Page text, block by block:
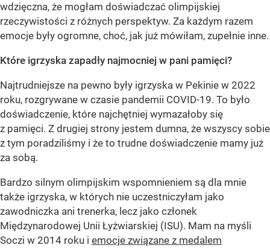
wdzięczna, że mogłam doświadczać olimpijskiej
rzeczywistości z różnych perspektyw. Za każdym razem
emocje były ogromne, choć, jak już mówiłam, zupełnie inne.
Które igrzyska zapadły najmocniej w pani pamięci?
Najtrudniejsze na pewno były igrzyska w Pekinie w 2022
roku, rozgrywane w czasie pandemii COVID-19. To było
doświadczenie, które najchętniej wymazałoby się
z pamięci. Z drugiej strony jestem dumna, że wszyscy sobie
z tym poradziliśmy i że to trudne doświadczenie mamy już
za sobą.
Bardzo silnym olimpijskim wspomnieniem są dla mnie
także igrzyska, w których nie uczestniczyłam jako
zawodniczka ani trenerka, lecz jako członek
Międzynarodowej Unii Łyżwiarskiej (ISU). Mam na myśli
Soczi w 2014 roku i emocje związane z medalem